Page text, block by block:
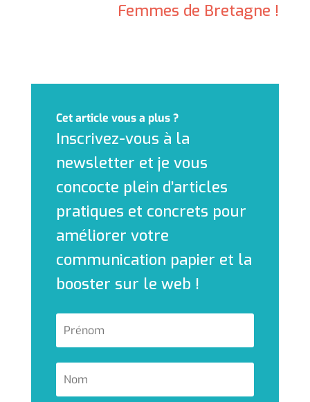
Femmes de Bretagne !
Cet article vous a plus ?
Inscrivez-vous à la
newsletter et je vous
concocte plein d’articles
pratiques et concrets pour
améliorer votre
communication papier et la
booster sur le web !